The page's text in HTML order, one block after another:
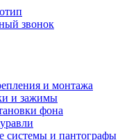
звонок
и монтажа
и зажимы
фона
системы и пантографы